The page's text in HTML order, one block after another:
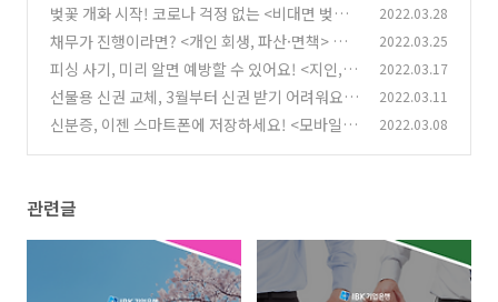
벚꽃 개화 시작! 코로나 걱정 없는 <비대면 벚꽃
드라이브 코스 BEST 4> 알아보기 (0)
2022.03.28
채무가 진행이라면? <개인 회생, 파산·면책> 채
무 조정 제도로 도움 받으세요! (0)
2022.03.25
피싱 사기, 미리 알면 예방할 수 있어요! <지인,
기관 사칭 보이스피싱> 피해 예방 방법
(0)
2022.03.17
선물용 신권 교체, 3월부터 신권 받기 어려워요!
<손상된 지폐 교환 방법> 알아보기
(1)
2022.03.11
신분증, 이젠 스마트폰에 저장하세요! <모바일
2022.03.08
관련글